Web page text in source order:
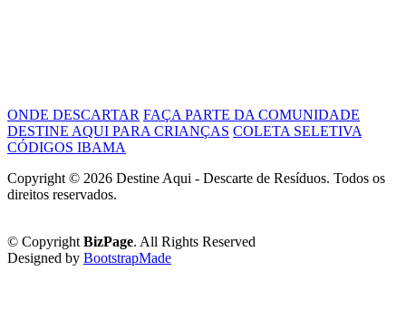
ONDE DESCARTAR FAÇA PARTE DA COMUNIDADE
DESTINE AQUI PARA CRIANÇAS COLETA SELETIVA
CÓDIGOS IBAMA
Copyright © 2026 Destine Aqui - Descarte de Resíduos. Todos os
direitos reservados.
© Copyright BizPage. All Rights Reserved
Designed by BootstrapMade